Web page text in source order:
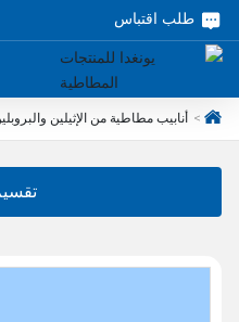
طلب اقتباس
الرئيسية
أنابيب مطاطية من الإثيلين